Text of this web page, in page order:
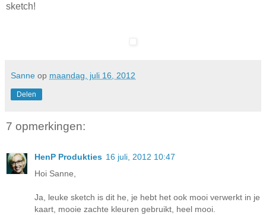
sketch!
Sanne op maandag, juli 16, 2012
Delen
7 opmerkingen:
HenP Produkties 16 juli, 2012 10:47
Hoi Sanne,
Ja, leuke sketch is dit he, je hebt het ook mooi verwerkt in je
kaart, mooie zachte kleuren gebruikt, heel mooi.